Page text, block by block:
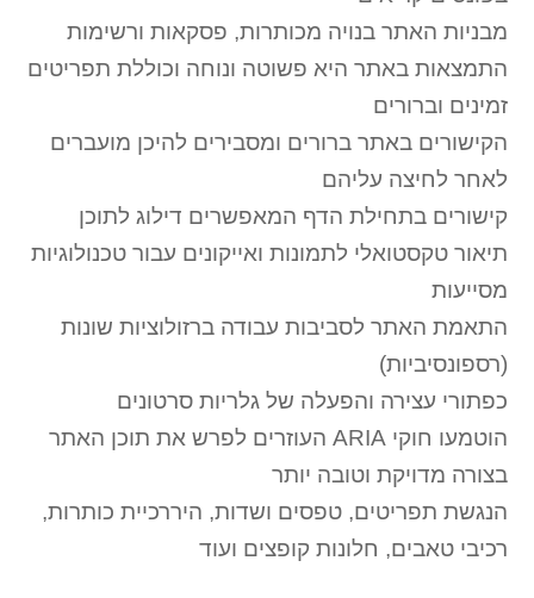
מבניות האתר בנויה מכותרות, פסקאות ורשימות
התמצאות באתר היא פשוטה ונוחה וכוללת תפריטים
זמינים וברורים
הקישורים באתר ברורים ומסבירים להיכן מועברים
לאחר לחיצה עליהם
קישורים בתחילת הדף המאפשרים דילוג לתוכן
תיאור טקסטואלי לתמונות ואייקונים עבור טכנולוגיות
מסייעות
התאמת האתר לסביבות עבודה ברזולוציות שונות
(רספונסיביות)
כפתורי עצירה והפעלה של גלריות סרטונים
הוטמעו חוקי ARIA העוזרים לפרש את תוכן האתר
בצורה מדויקת וטובה יותר
הנגשת תפריטים, טפסים ושדות, היררכיית כותרות,
רכיבי טאבים, חלונות קופצים ועוד